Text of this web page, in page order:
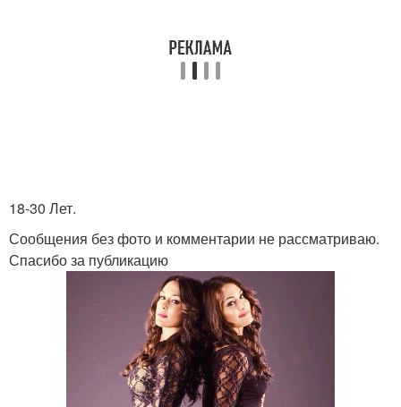
18-30 Лет.
Сообщения без фото и комментарии не рассматриваю.
Спасибо за публикацию